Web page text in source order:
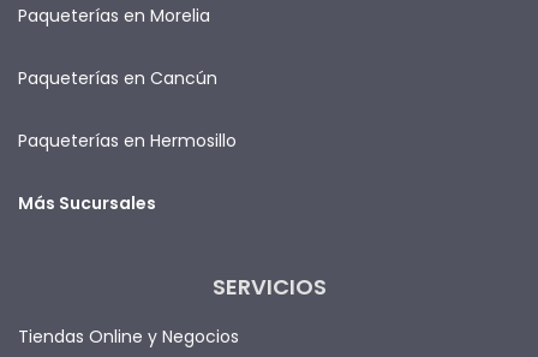
Paqueterías en Morelia
Paqueterías en Cancún
Paqueterías en Hermosillo
Más Sucursales
SERVICIOS
Tiendas Online y Negocios